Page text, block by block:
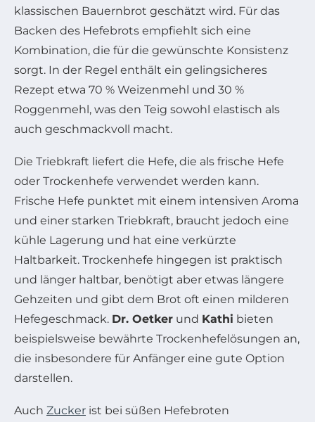
klassischen Bauernbrot geschätzt wird. Für das
Backen des Hefebrots empfiehlt sich eine
Kombination, die für die gewünschte Konsistenz
sorgt. In der Regel enthält ein gelingsicheres
Rezept etwa 70 % Weizenmehl und 30 %
Roggenmehl, was den Teig sowohl elastisch als
auch geschmackvoll macht.
Die Triebkraft liefert die Hefe, die als frische Hefe
oder Trockenhefe verwendet werden kann.
Frische Hefe punktet mit einem intensiven Aroma
und einer starken Triebkraft, braucht jedoch eine
kühle Lagerung und hat eine verkürzte
Haltbarkeit. Trockenhefe hingegen ist praktisch
und länger haltbar, benötigt aber etwas längere
Gehzeiten und gibt dem Brot oft einen milderen
Hefegeschmack. Dr. Oetker und Kathi bieten
beispielsweise bewährte Trockenhefelösungen an,
die insbesondere für Anfänger eine gute Option
darstellen.
Auch Zucker ist bei süßen Hefebroten